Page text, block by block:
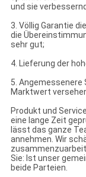
und sie
3. Völlig Garantie
die
sehr gut;
4. Lieferung der
5.
Marktwert
Produkt und
eine lange Zeit
lässt das ganze
annehmen. Wir
Sie: Ist unser
beide Parteien.